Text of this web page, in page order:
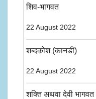
शिव-भागवत
22 August 2022
शब्दकोश (कानडी)
22 August 2022
शक्ति अथवा देवी भागवत